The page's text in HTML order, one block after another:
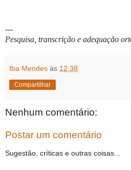
---
Pesquisa, transcrição e adequação
Iba Mendes às 12:38
Compartilhar
Nenhum comentário:
Postar um comentário
Sugestão, críticas e outras coisas...